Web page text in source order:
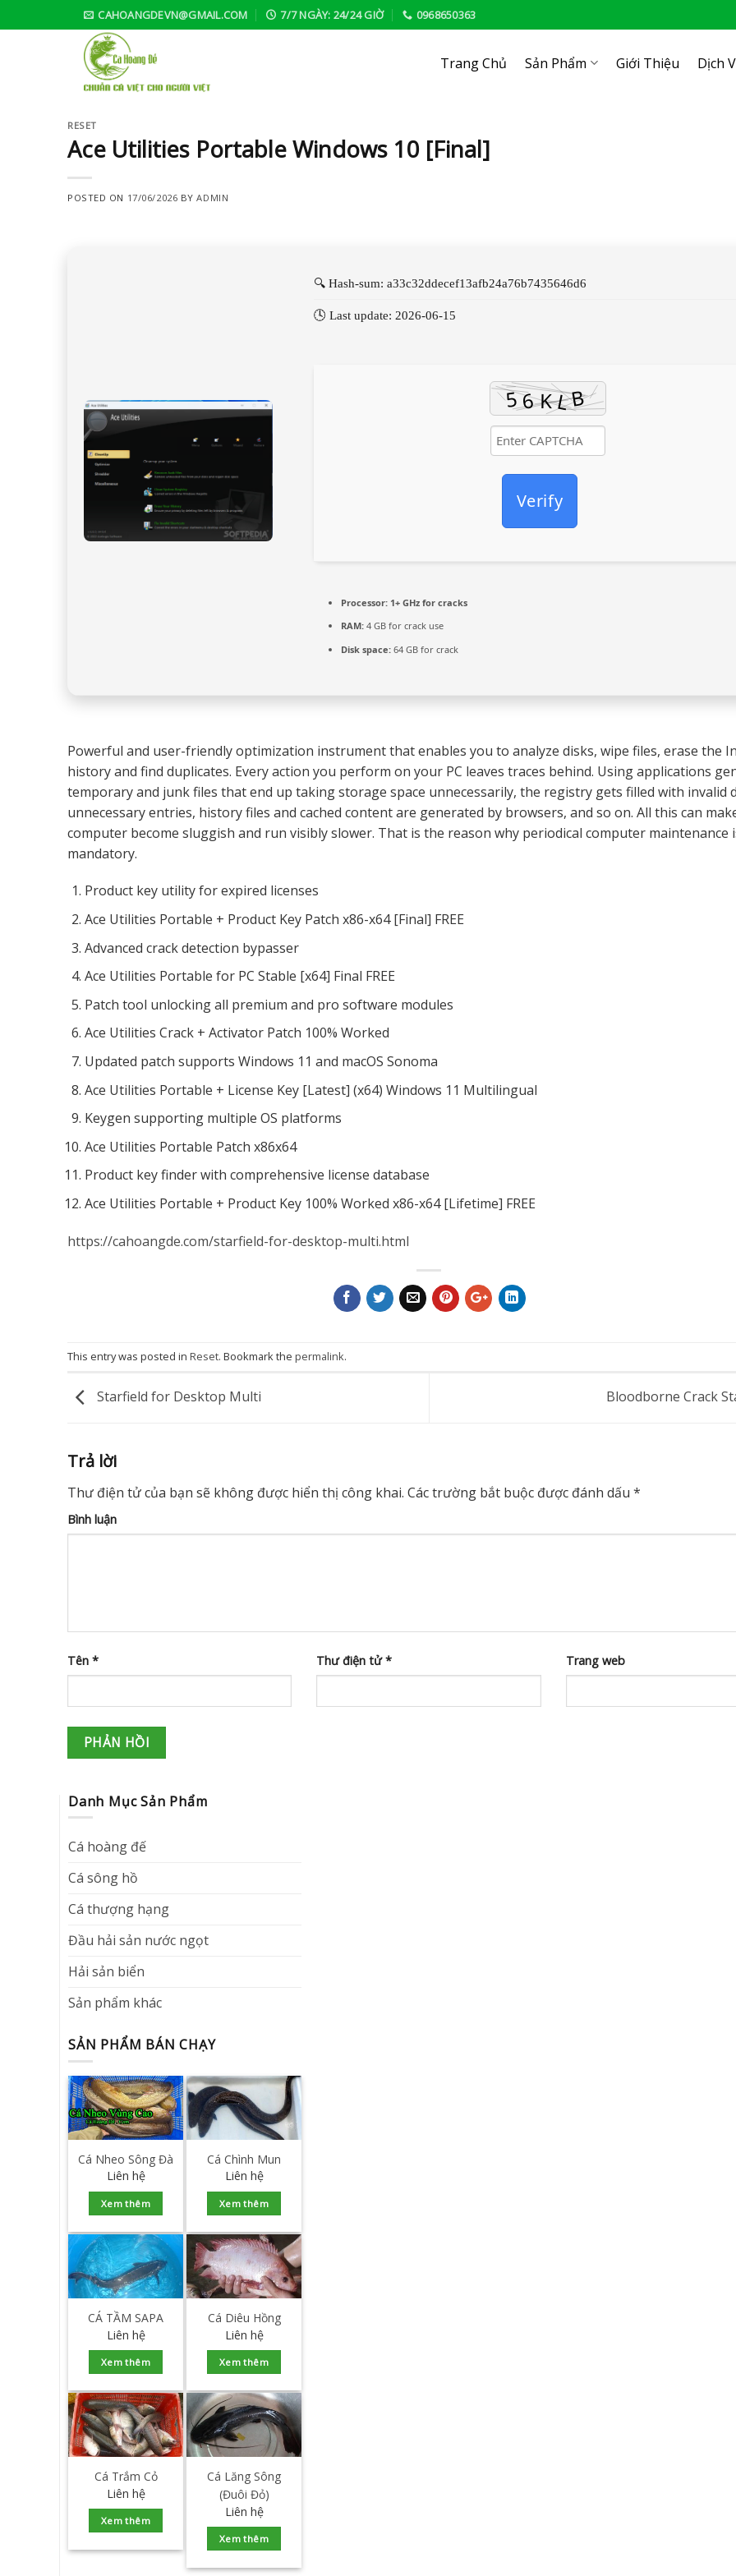
to
CAHOANGDEVN@GMAIL.COM 7/7 NGÀY: 24/24 GIỜ 0968650363
Trang Chủ Sản Phẩm Giới Thiệu Dịch
RESET
Ace Utilities Portable Windows 10 [Final]
POSTED ON 17/06/2026 BYADMIN
🔍 Hash-sum: a33c32ddecef13afb24a76b7435646d6
🕓 Last update: 2026-06-15
Verify
Processor: 1+ GHz for cracks
RAM: 4 GB for crack use
Disk space: 64 GB for crack
Powerful and user-friendly optimization instrument that enables you to analyze disks, wipe files, erase the
history and find duplicates. Every action you perform on your PC leaves traces behind. Using applications
temporary and junk files that end up taking storage space unnecessarily, the registry gets filled with invalid
unnecessary entries, history files and cached content are generated by browsers, and so on. All this can
computer become sluggish and run visibly slower. That is the reason why periodical computer maintenance
mandatory.
Product key utility for expired licenses
Ace Utilities Portable + Product Key Patch x86-x64 [Final] FREE
Advanced crack detection bypasser
Ace Utilities Portable for PC Stable [x64] Final FREE
Patch tool unlocking all premium and pro software modules
Ace Utilities Crack + Activator Patch 100% Worked
Updated patch supports Windows 11 and macOS Sonoma
Ace Utilities Portable + License Key [Latest] (x64) Windows 11 Multilingual
Keygen supporting multiple OS platforms
Ace Utilities Portable Patch x86x64
Product key finder with comprehensive license database
Ace Utilities Portable + Product Key 100% Worked x86-x64 [Lifetime] FREE
https://cahoangde.com/starfield-for-desktop-multi.html
This entry was posted in Reset. Bookmark the permalink.
Starfield for Desktop Multi Bloodborne Crack
Trả lời
Thư điện tử của bạn sẽ không được hiển thị công khai. Các trường bắt buộc được đánh dấu *
Bình luận
Tên * Thư điện tử* Trang web
Danh Mục Sản Phẩm
Cá hoàng đế
Cá sông hồ
Cá thượng hạng
Đầu hải sản nước ngọt
Hải sản biển
Sản phẩm khác
SẢN PHẨM BÁN CHẠY
Cá Nheo Sông Đà
Liên hệ
Xem thêm
Cá Chình Mun
Liên hệ
Xem thêm
CÁ TẦM SAPA
Liên hệ
Xem thêm
Cá Diêu Hồng
Liên hệ
Xem thêm
Cá Trắm Cỏ
Liên hệ
Xem thêm
Cá Lăng Sông
(Đuôi Đỏ)
Liên hệ
Xem thêm